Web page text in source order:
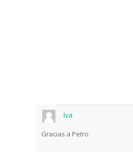
Iva
Gracias a Petro